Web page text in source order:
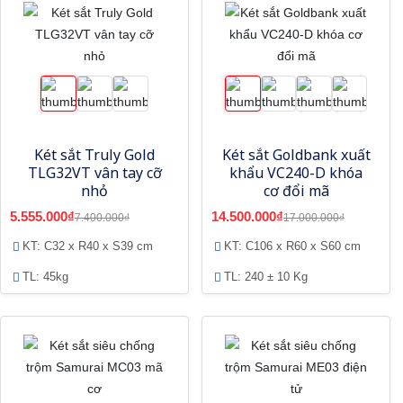
Két sắt Truly Gold
TLG32VT vân tay cỡ
nhỏ
5.555.000₫7.400.000₫
KT: C32 x R40 x S39 cm
TL: 45kg
Két sắt Goldbank xuất
khẩu VC240-D khóa
cơ đổi mã
14.500.000₫17.000.000₫
KT: C106 x R60 x S60 cm
TL: 240 ± 10 Kg